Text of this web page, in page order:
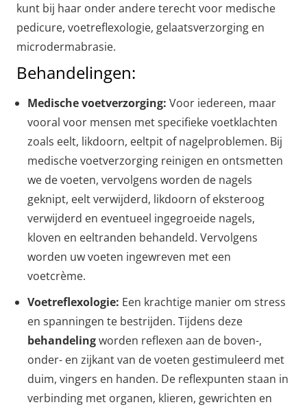
kunt bij haar onder andere terecht voor medische
pedicure, voetreflexologie, gelaatsverzorging en
microdermabrasie.
Behandelingen:
Medische voetverzorging: Voor iedereen, maar
vooral voor mensen met specifieke voetklachten
zoals eelt, likdoorn, eeltpit of nagelproblemen. Bij
medische voetverzorging reinigen en ontsmetten
we de voeten, vervolgens worden de nagels
geknipt, eelt verwijderd, likdoorn of eksteroog
verwijderd en eventueel ingegroeide nagels,
kloven en eeltranden behandeld. Vervolgens
worden uw voeten ingewreven met een
voetcrème.
Voetreflexologie: Een krachtige manier om stress
en spanningen te bestrijden. Tijdens deze
behandelingworden reflexen aan de boven-,
onder- en zijkant van de voeten gestimuleerd met
duim, vingers en handen. De reflexpunten staan in
verbinding met organen, klieren, gewrichten en